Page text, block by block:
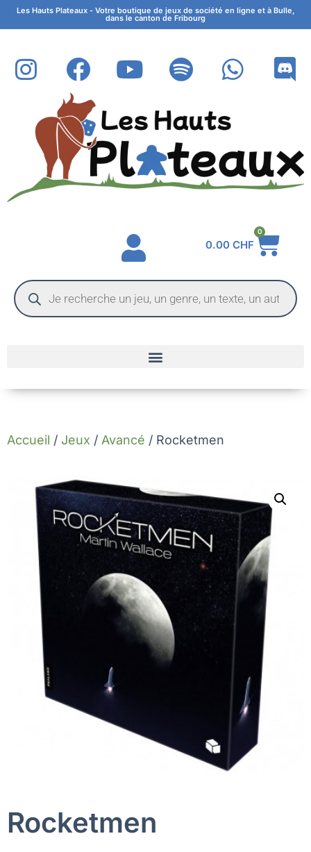
Les Hauts Plateaux - Votre boutique de jeux de société en ligne et à Bulle,
dans le canton de Fribourg
0.00 CHF
0
Accueil / Jeux / Avancé / Rocketmen
Rocketmen